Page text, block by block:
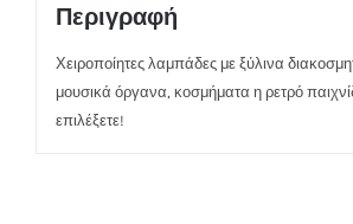
Περιγραφή
Χειροποίητες λαμπάδες με ξύλινα
μουσικά όργανα, κοσμήματα η ρετρό
επιλέξετε!